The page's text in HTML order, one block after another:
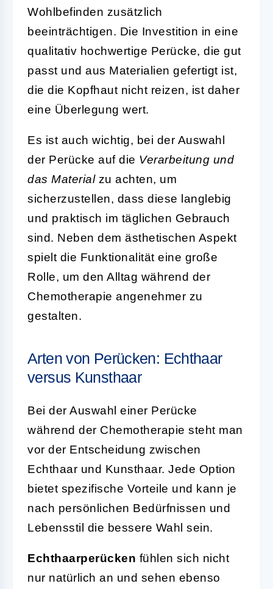
Wohlbefinden zusätzlich
beeinträchtigen. Die Investition in eine
qualitativ hochwertige Perücke, die gut
passt und aus Materialien gefertigt ist,
die die Kopfhaut nicht reizen, ist daher
eine Überlegung wert.
Es ist auch wichtig, bei der Auswahl
der Perücke auf die Verarbeitung und
das Materialzu achten, um
sicherzustellen, dass diese langlebig
und praktisch im täglichen Gebrauch
sind. Neben dem ästhetischen Aspekt
spielt die Funktionalität eine große
Rolle, um den Alltag während der
Chemotherapie angenehmer zu
gestalten.
Arten von Perücken: Echthaar
versus Kunsthaar
Bei der Auswahl einer Perücke
während der Chemotherapie steht man
vor der Entscheidung zwischen
Echthaar und Kunsthaar. Jede Option
bietet spezifische Vorteile und kann je
nach persönlichen Bedürfnissen und
Lebensstil die bessere Wahl sein.
Echthaarperücken fühlen sich nicht
nur natürlich an und sehen ebenso